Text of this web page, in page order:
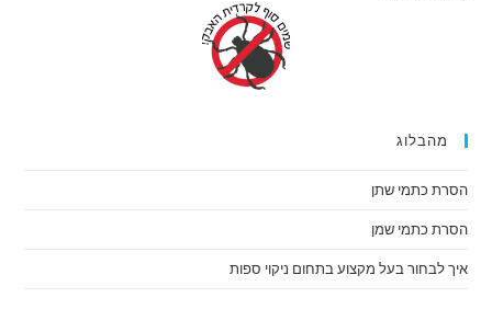
מהבלוג
הסרת כתמי שתן
הסרת כתמי שמן
איך לבחור בעל מקצוע בתחום ניקוי ספות